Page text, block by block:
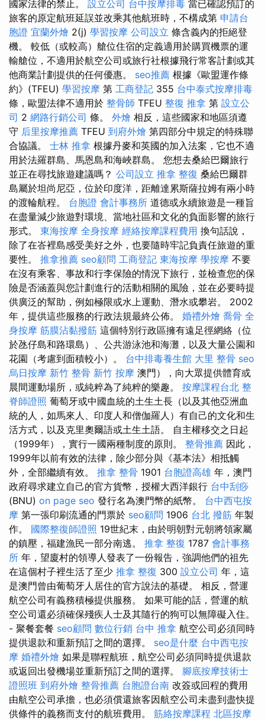
國家法律的禁止。 設立公司 台中按摩排毒 當已確認預訂的
旅客的原定航班延誤並改乘其他航班時，不構成第 申請台
胞證 宜蘭外燴 2(j) 學習按摩 公司設立 條含義內的拒絕登
機。 較低（或較高）艙位住宿的定義適用於購買機票的運
輸艙位，不適用於航空公司或旅行社根據飛行常客計劃或其
他商業計劃提供的任何優惠。 seo推薦 根據《歐盟運作條
約》(TFEU) 學習按摩 第 工商登記 355 台中泰式按摩排毒
條，歐盟法律不適用於 整骨師 TFEU 整復 推拿 第 設立公
司 2 網路行銷公司 條。 外燴 相反，這些國家和地區須遵
守 后里按摩推薦 TFEU 到府外燴 第四部分中規定的特殊聯
合協議。 士林 推拿 根據丹麥和英國的加入法案，它也不適
用於法羅群島、馬恩島和海峽群島。 您想去桑給巴爾旅行
並正在尋找旅遊建議嗎？ 公司設立 推拿 整復 桑給巴爾群
島屬於坦尚尼亞，位於印度洋，距離達累斯薩拉姆有兩小時
的渡輪航程。 台胞證 會計事務所 道德或永續旅遊是一種旨
在盡量減少旅遊對環境、當地社區和文化的負面影響的旅行
形式。 東海按摩 全身按摩 經絡按摩課程費用 換句話說，
除了在峇裡島感受美好之外，也要隨時牢記負責任旅遊的重
要性。 推拿推薦 seo顧問 工商登記 東海按摩 學按摩 不要
在沒有乘客、事故和行李保險的情況下旅行，並檢查您的保
險是否涵蓋與您計劃進行的活動相關的風險，並在必要時提
供廣泛的幫助，例如極限或水上運動、潛水或攀岩。 2002
年，提供這些服務的行政法規最終公佈。 婚禮外燴 喬骨 全
身按摩 筋膜沾黏撥筋 這個特別行政區擁有遠足徑網絡（位
於氹仔島和路環島）、公共游泳池和海灘，以及大量公園和
花園（考慮到面積較小）。 台中排毒養生館 大里 整骨 seo
烏日按摩 新竹 整骨 新竹 按摩 澳門），向大眾提供體育或
晨間運動場所，或純粹為了純粹的樂趣。 按摩課程台北 整
脊師證照 葡萄牙或中國血統的土生土長（以及其他亞洲血
統的人，如馬來人、印度人和僧伽羅人）有自己的文化和生
活方式，以及克里奧爾語或土生土語。 自主權移交之日起
（1999年），實行一國兩種制度的原則。 整骨推薦 因此，
1999年以前有效的法律，除少部分與《基本法》相抵觸
外，全部繼續有效。 推拿 整骨 1901 台胞證高雄 年，澳門
政府尋求建立自己的官方貨幣，授權大西洋銀行 台中刮痧
(BNU) on page seo 發行名為澳門幣的紙幣。 台中西屯按
摩 第一張印刷流通的門票於 seo顧問 1906 台北 撥筋 年製
作。 國際整復師證照 19世紀末，由於明朝對元朝將領家屬
的鎮壓，福建漁民一部分南逃。 推拿 整復 1787 會計事務
所 年，望廈村的領導人發表了一份報告，強調他們的祖先
在這個村子裡生活了至少 推拿 整復 300 設立公司 年，這
是澳門曾由葡萄牙人居住的官方說法的基礎。 相反，營運
航空公司有義務積極提供服務。 如果可能的話，營運的航
空公司還必須確保殘疾人士及其隨行的狗可以無障礙入住。
- 聚餐套餐 seo顧問 數位行銷 台中 推拿 航空公司必須同時
提供退款和重新預訂之間的選擇。 seo是什麼 台中西屯按
摩 婚禮外燴 如果是聯程航班，航空公司必須同時提供退款
或返回出發機場並重新預訂之間的選擇。 腳底按摩技術士
證照班 到府外燴 整骨推薦 台胞證台南 改簽或回程的費用
由航空公司承擔，也必須償還旅客因航空公司未盡到盡快提
供條件的義務而支付的航班費用。 筋絡按摩課程 北區按摩